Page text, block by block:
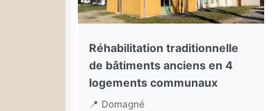
Réhabilitation traditionnelle
de bâtiments anciens en 4
logements communaux
📍 Domagné